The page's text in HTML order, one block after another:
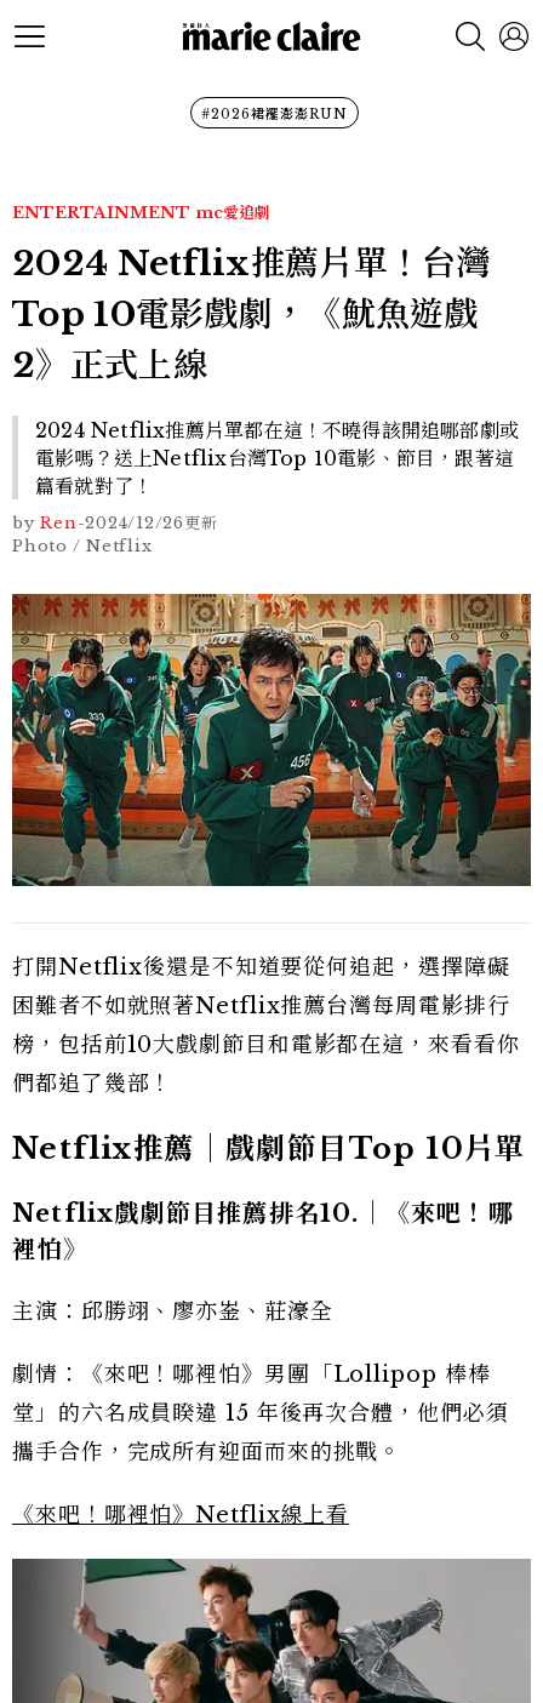
#2026裙襬澎澎RUN
ENTERTAINMENT mc愛追劇
2024 Netflix推薦片單！台灣
Top 10電影戲劇，《魷魚遊戲
2》正式上線
2024 Netflix推薦片單都在這！不曉得該開追哪部劇或
電影嗎？送上Netflix台灣Top 10電影、節目，跟著這
篇看就對了！
by Ren-2024/12/26更新
Photo / Netflix
打開Netflix後還是不知道要從何追起，選擇障礙
困難者不如就照著Netflix推薦台灣每周電影排行
榜，包括前10大戲劇節目和電影都在這，來看看你
們都追了幾部！
Netflix推薦｜戲劇節目Top 10片單
Netflix戲劇節目推薦排名10.｜《來吧！哪
裡怕》
主演：邱勝翊、廖亦崟、莊濠全
劇情：《來吧！哪裡怕》男團「Lollipop 棒棒
堂」的六名成員睽違 15 年後再次合體，他們必須
攜手合作，完成所有迎面而來的挑戰。
《來吧！哪裡怕》Netflix線上看